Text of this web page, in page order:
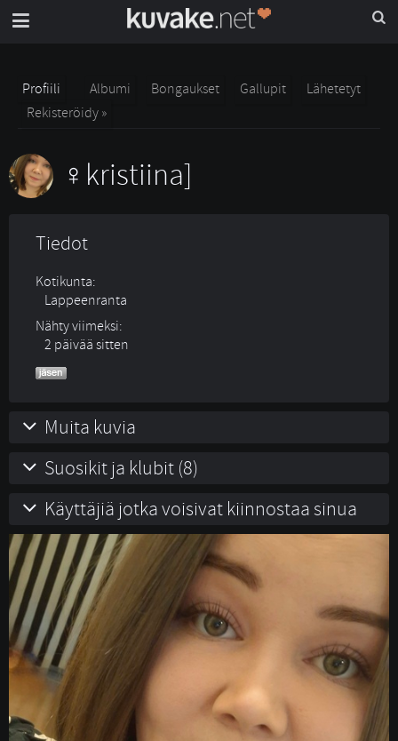
Profiili Albumi Bongaukset Gallupit
Lähetetyt
Rekisteröidy »
kristiina]
Tiedot
Kotikunta:
Lappeenranta
Nähty viimeksi:
2 päivää sitten
Muita kuvia
Suosikit ja klubit (8)
Käyttäjiä jotka voisivat kiinnostaa sinua